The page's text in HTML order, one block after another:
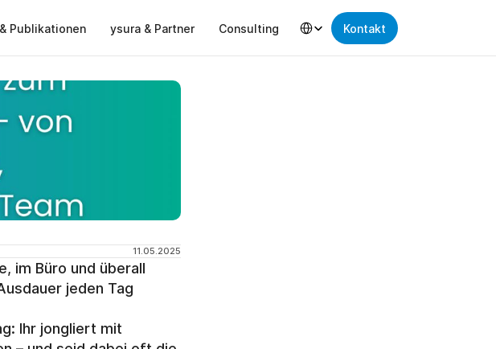
Publikationen ysura & Partner Consulting
Select Language
Kontakt
11.05.2025
im Büro und überall
jeden Tag
Ihr jongliert mit